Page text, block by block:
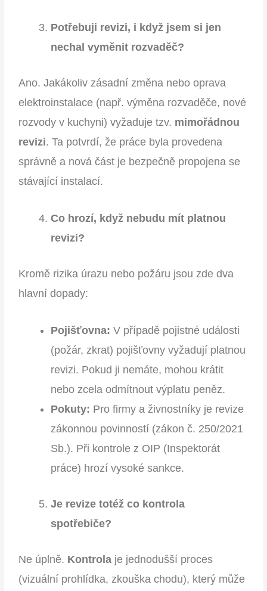
Potřebuji revizi, i když jsem si jen
nechal vyměnit rozvaděč?
Ano. Jakákoliv zásadní změna nebo oprava
elektroinstalace (např. výměna rozvaděče, nové
rozvody v kuchyni) vyžaduje tzv. mimořádnou
revizi. Ta potvrdí, že práce byla provedena
správně a nová část je bezpečně propojena se
stávající instalací.
Co hrozí, když nebudu mít platnou
revizi?
Kromě rizika úrazu nebo požáru jsou zde dva
hlavní dopady:
Pojišťovna: V případě pojistné události
(požár, zkrat) pojišťovny vyžadují platnou
revizi. Pokud ji nemáte, mohou krátit
nebo zcela odmítnout výplatu peněz.
Pokuty: Pro firmy a živnostníky je revize
zákonnou povinností (zákon č. 250/2021
Sb.). Při kontrole z OIP (Inspektorát
práce) hrozí vysoké sankce.
Je revize totéž co kontrola
spotřebiče?
Ne úplně. Kontrola je jednodušší proces
(vizuální prohlídka, zkouška chodu), který může